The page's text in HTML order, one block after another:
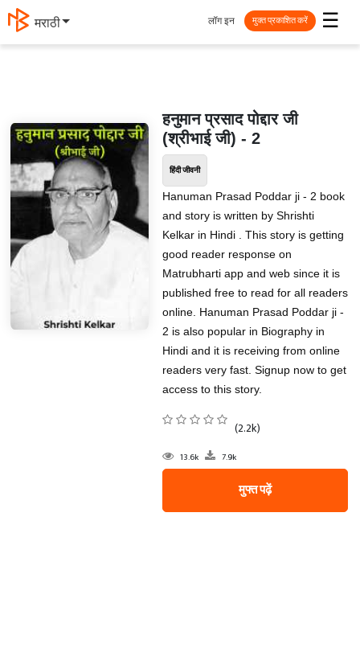
मराठी ☰
लॉग इन मुक्त प्रकाशित करें
हनुमान प्रसाद पोद्दार जी
(श्रीभाई जी) - 2
हिंदी जीवनी
Hanuman Prasad Poddar ji - 2 book
and story is written by Shrishti
Kelkar in Hindi . This story is getting
good reader response on
Matrubharti app and web since it is
published free to read for all readers
online. Hanuman Prasad Poddar ji -
2 is also popular in Biography in
Hindi and it is receiving from online
readers very fast. Signup now to get
access to this story.
(2.2k)
13.6k 7.9k
मुफ्त पढ़ें